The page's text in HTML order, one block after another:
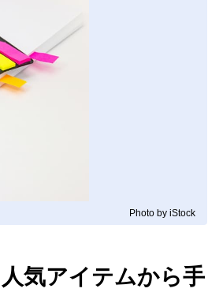
Photo by iStock
気アイテムから手